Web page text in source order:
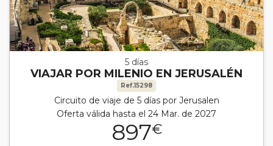
5 días
VIAJAR POR MILENIO EN JERUSALÉN
Ref.15298
Circuito de viaje de 5 días por Jerusalen
Oferta válida hasta el 24 Mar. de 2027
897€